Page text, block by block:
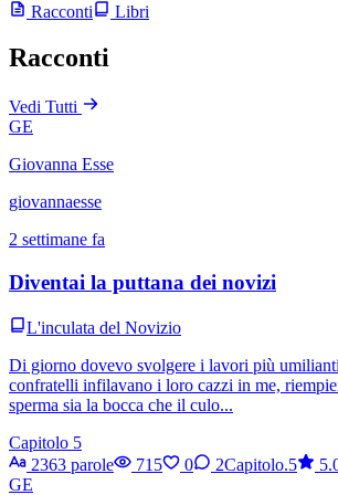
Racconti
Libri
Racconti
Vedi Tutti
GE
Giovanna Esse
giovannaesse
2 settimane fa
Diventai la puttana dei novizi
L'inculata del Novizio
Di giorno dovevo svolgere i lavori più
confratelli infilavano i loro cazzi in me,
sperma sia la bocca che il culo...
Capitolo 5
2363 parole
715 0 2Capitolo.5
GE